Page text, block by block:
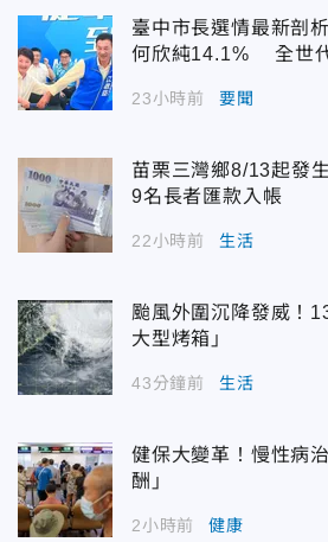
臺中市長選情最新剖
何欣純14.1% 全世
23小時前 要聞
苗栗三灣鄉8/13起發
9名長者匯款入帳
22小時前 生活
颱風外圍沉降發威！
大型烤箱」
43分鐘前 生活
健保大變革！慢性病
酬」
2小時前 健康